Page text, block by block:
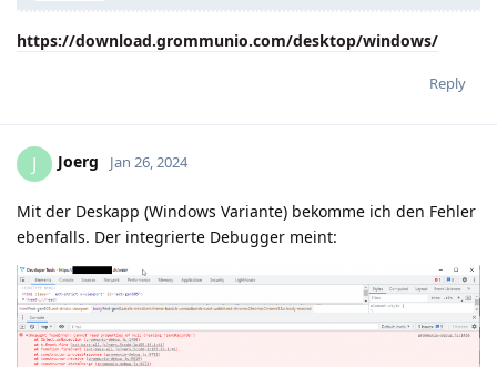
https://download.grommunio.com/desktop/windows/
Reply
J Joerg Jan 26, 2024
Mit der Deskapp (Windows Variante) bekomme ich den Fehler
ebenfalls. Der integrierte Debugger meint: